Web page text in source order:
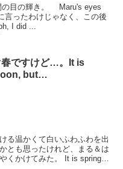
言ったわけじゃなく、この後
I did ...
春ですけど…。It is
but…
る温かくて白いふわふわを出
とも思ったけれど、まる＆は
くかけてみた。 It is spring